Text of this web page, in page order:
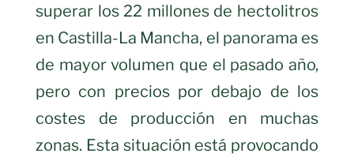
superar los 22 millones de hectolitros
en Castilla-La Mancha, el panorama es
de mayor volumen que el pasado año,
pero con precios por debajo de los
costes de producción en muchas
zonas. Esta situación está provocando